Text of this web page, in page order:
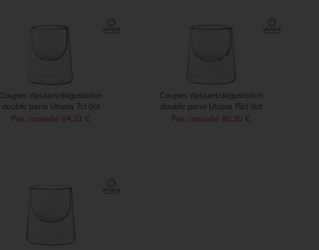
Coupes dessert/dégustation
double paroi Utopia 7cl (lot
de 6)
Prix conseillé 64,23 €
Coupes dessert/dégustation
double paroi Utopia 15cl (lot
de 6)
Prix conseillé 80,35 €